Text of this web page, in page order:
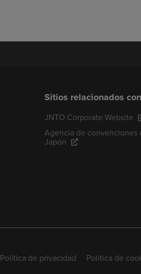
Sitios relacionados
JNTO Corporate Website
Agencia de convenciones
Japón
Política de privacidad Política de